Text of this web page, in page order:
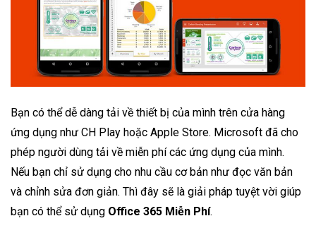
Bạn có thể dễ dàng tải về thiết bị của mình trên cửa hàng
ứng dụng như CH Play hoặc Apple Store. Microsoft đã cho
phép người dùng tải về miễn phí các ứng dụng của mình.
Nếu bạn chỉ sử dụng cho nhu cầu cơ bản như đọc văn bản
và chỉnh sửa đơn giản. Thì đây sẽ là giải pháp tuyệt vời giúp
bạn có thể sử dụng Office 365 Miễn Phí.